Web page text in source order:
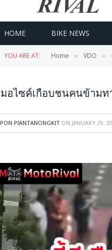
HOME BIKE NEWS
YOU ARE AT: Home » VDO »
มอไซค์เกือบชนคนข้ามท
PON PIANTANONGKIT ON JANUARY 29,